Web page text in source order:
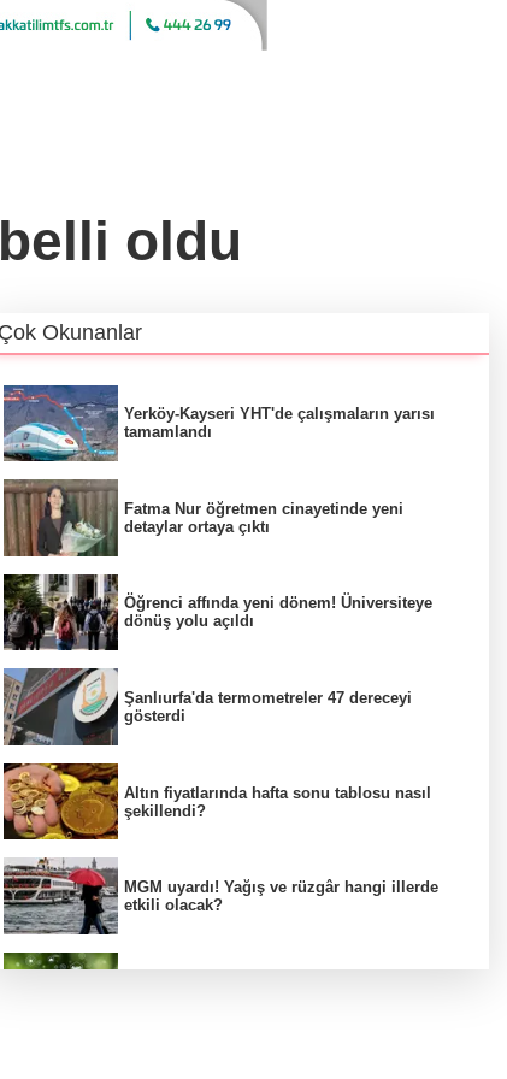
oldu
Çok Okunanlar
Yerköy-Kayseri YHT'de çalışmaların yarısı
tamamlandı
Fatma Nur öğretmen cinayetinde yeni
detaylar ortaya çıktı
Öğrenci affında yeni dönem! Üniversiteye
dönüş yolu açıldı
Şanlıurfa'da termometreler 47 dereceyi
gösterdi
Altın fiyatlarında hafta sonu tablosu nasıl
şekillendi?
MGM uyardı! Yağış ve rüzgâr hangi illerde
etkili olacak?